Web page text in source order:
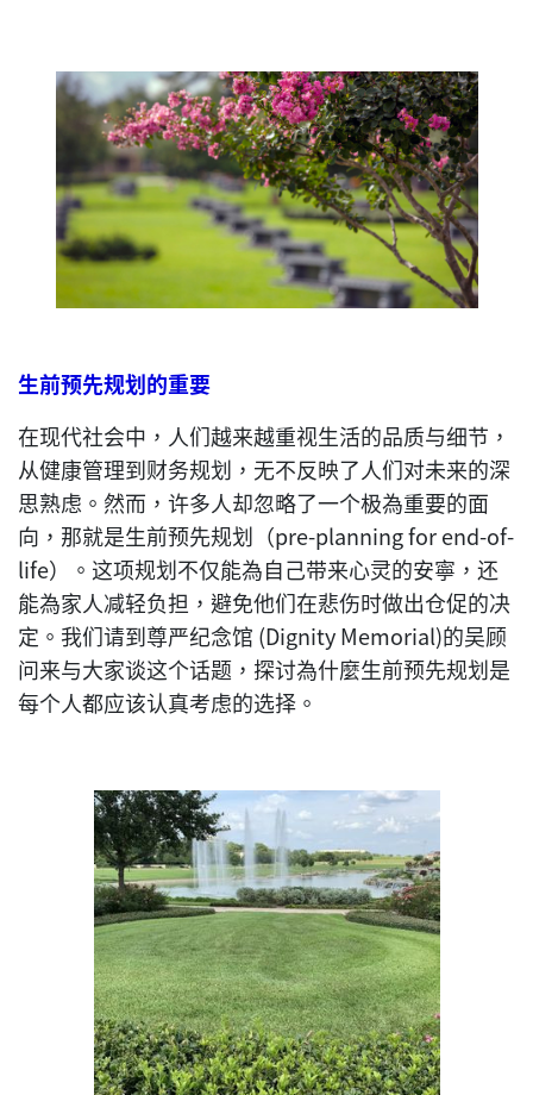
生前预先规划的重要
在现代社会中，人们越来越重视生活的品质与细节，
从健康管理到财务规划，无不反映了人们对未来的深
思熟虑。然而，许多人却忽略了一个极為重要的面
向，那就是生前预先规划（pre-planning for end-of-
life）。这项规划不仅能為自己带来心灵的安寧，还
能為家人减轻负担，避免他们在悲伤时做出仓促的决
定。我们请到尊严纪念馆 (Dignity Memorial)的吴顾
问来与大家谈这个话题，探讨為什麼生前预先规划是
每个人都应该认真考虑的选择。